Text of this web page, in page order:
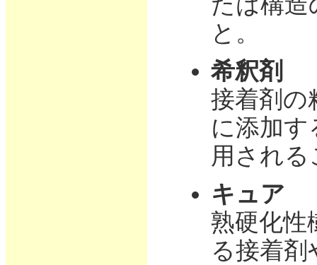
と。
希釈剤
接着剤の
に添加
用され
キュア
熟硬化性
る接着